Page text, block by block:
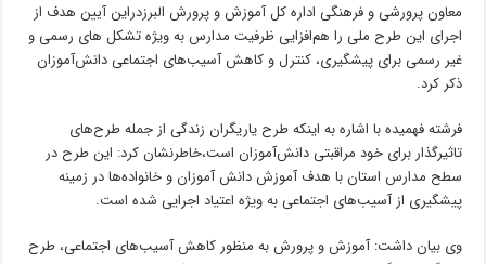
معاون پرورشی و فرهنگی اداره کل آموزش و پرورش البرزدراین آیین هدف از
اجرای این طرح ملی را هم‌افزایی ظرفیت مدارس به ویژه تشکل های رسمی و
غیر رسمی برای پیشگیری، کنترل و کاهش آسیب‌های اجتماعی دانش‌آموزان
ذکر کرد.
فرشته فهمیده با اشاره به اینکه طرح یاریگران زندگی از جمله طرح‌های
تاثیرگذار برای خود مراقبتی دانش‌آموزان است،خاطرنشان کرد: این طرح در
سطح مدارس استان با هدف آموزش دانش آموزان و خانواده‌ها در زمینه
پیشگیری از آسیب‌های اجتماعی به ویژه اعتیاد اجرایی شده است.
وی بیان داشت: آموزش و پرورش به منظور کاهش آسیب‌های اجتماعی، طرح